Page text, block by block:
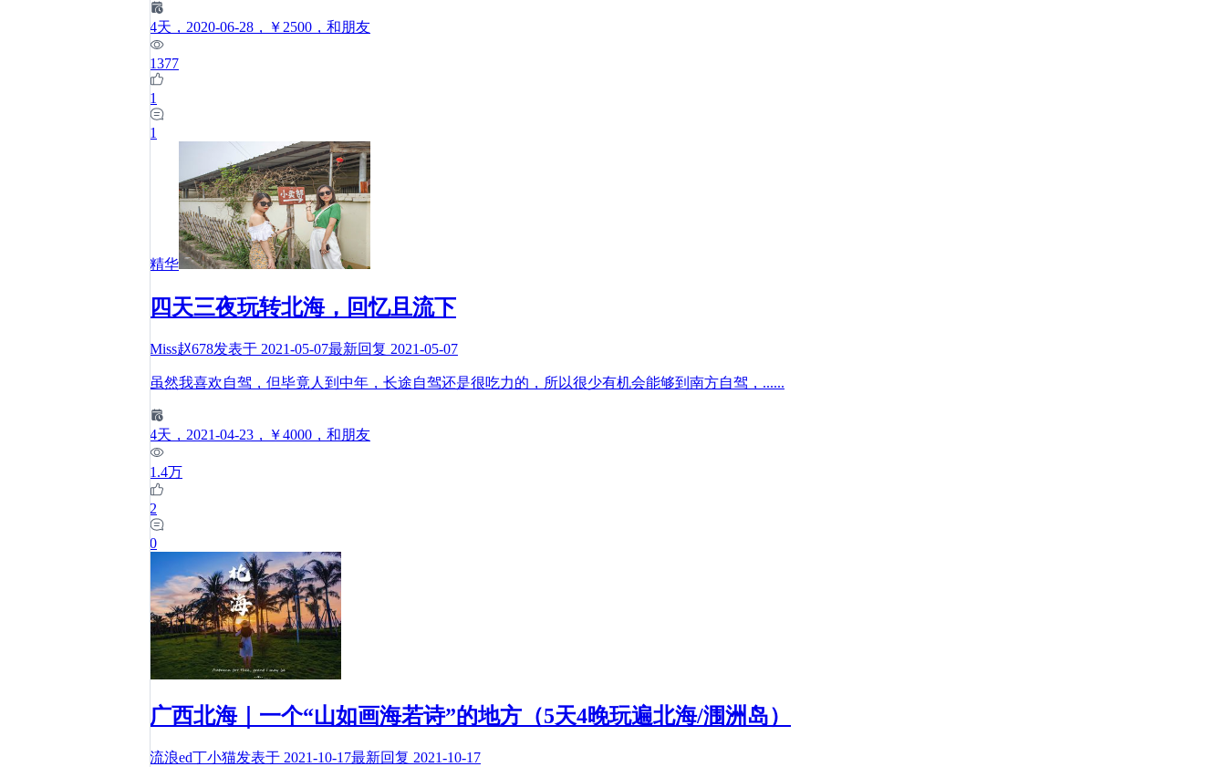
4天 ，2020-06-28 ，￥2500 ，和朋友
1377
1
1
精华
四天三夜玩转北海，回忆且流下
Miss赵678发表于 2021-05-07最新回复 2021-05-07
虽然我喜欢自驾，但毕竟人到中年，长途自驾还是很吃力的，所以很少有机会能够到南方自驾， ......
4天 ，2021-04-23 ，￥4000 ，和朋友
1.4万
2
0
广西北海｜一个“山如画海若诗”的地方（5天4晚玩遍北海/涠洲岛）
流浪ed丁小猫发表于 2021-10-17最新回复 2021-10-17